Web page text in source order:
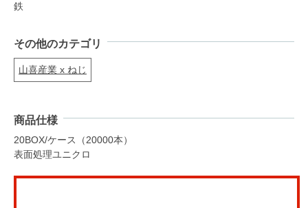
鉄
その他のカテゴリ
山喜産業 x ねじ
商品仕様
20BOX/ケース（20000本）
表面処理ユニクロ